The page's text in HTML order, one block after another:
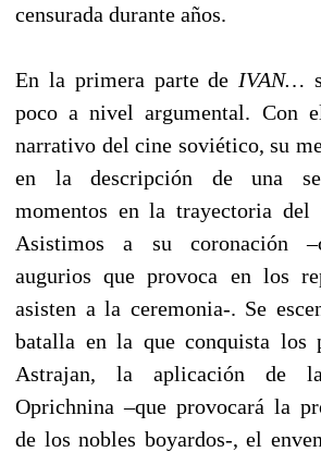
censurada durante años.
En la primera parte de IVAN…
poco a nivel argumental. Con
narrativo del cine soviético, su
en la descripción de una
momentos en la trayectoria del
Asistimos a su coronación
augurios que provoca en los
asisten a la ceremonia-. Se
batalla en la que conquista los
Astrajan, la aplicación de la
Oprichnina –que provocará la
de los nobles boyardos-, el